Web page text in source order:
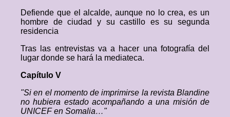
Defiende que el alcalde, aunque no lo crea, es un
hombre de ciudad y su castillo es su segunda
residencia
Tras las entrevistas va a hacer una fotografía del
lugar donde se hará la mediateca.
Capítulo V
"Si en el momento de imprimirse la revista Blandine
no hubiera estado acompañando a una misión de
UNICEF en Somalia…"